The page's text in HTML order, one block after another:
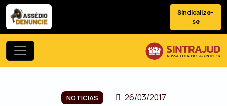
Sindicalize-
se
NOTICIAS 26/03/2017